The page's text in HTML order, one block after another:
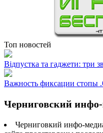
Топ новостей
Відпустка та гаджети: три
Важность фиксации стопы
Черниговский
Черниговкий инфо-